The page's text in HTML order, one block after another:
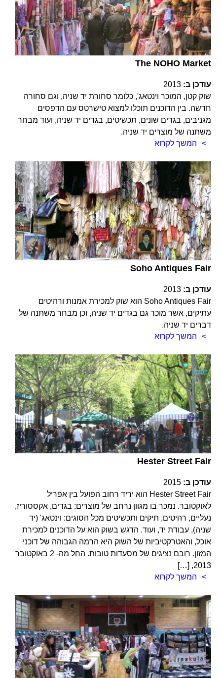
The NOHO Market
עודכן ב: 2013
שוק קטן, המוכר וינטאג', כלומר סחורת יד שניה, וגם סחורה
חדשה. בין הדוכנים תוכלו למצוא טישרטס עם הדפסים
מגניבים, בגדים שונים, תכשיטים, בגדים יד שניה, ועוד מבחר
משתנה של מוצרים יד שניה.
המשך לקרוא
Soho Antiques Fair
עודכן ב: 2013
Soho Antiques Fair הוא שוק למכירת אמנות ורהיטים
עתיקים, אשר מוכר גם בגדים יד שניה, וכן מבחר משתנה של
דברים יד שניה.
המשך לקרוא
Hester Street Fair
עודכן ב: 2015
Hester Street Fair הוא יריד רחוב הפועל בין אפריל
לאוקטובר. נמכר בו מגוון נרחב של מוצרים: בגדים, אקססוריז,
נעליים, רהיטים, תיקים ותכשיטים מכל הסוגים: וינטאג' (יד
שניה), עבודת יד, ועוד. הדגש בשוק הוא על הדוכנים למכירת
אוכל, והאטרקטיביות של השוק היא הרמה הגבוהה של דוכני
המזון. רובם נציגים של מסעדות טובות. החל מה- 2 באוקטובר
2013, […]
המשך לקרוא